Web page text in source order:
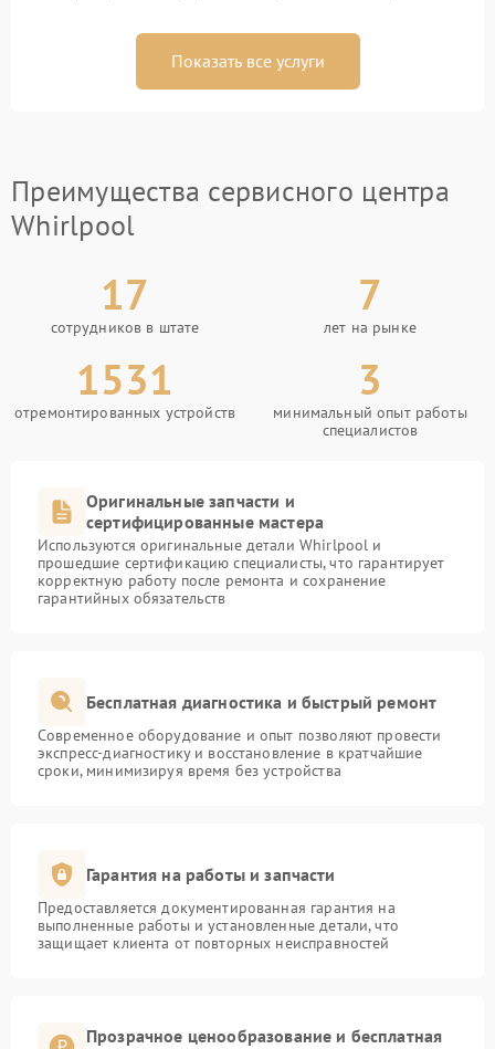
Показать все услуги
Преимущества сервисного центра
Whirlpool
17
сотрудников в штате
7
лет на рынке
1531
отремонтированных устройств
3
минимальный опыт работы
специалистов
Оригинальные запчасти и
сертифицированные мастера
Используются оригинальные детали Whirlpool и
прошедшие сертификацию специалисты, что гарантирует
корректную работу после ремонта и сохранение
гарантийных обязательств
Бесплатная диагностика и быстрый ремонт
Современное оборудование и опыт позволяют провести
экспресс-диагностику и восстановление в кратчайшие
сроки, минимизируя время без устройства
Гарантия на работы и запчасти
Предоставляется документированная гарантия на
выполненные работы и установленные детали, что
защищает клиента от повторных неисправностей
Прозрачное ценообразование и бесплатная